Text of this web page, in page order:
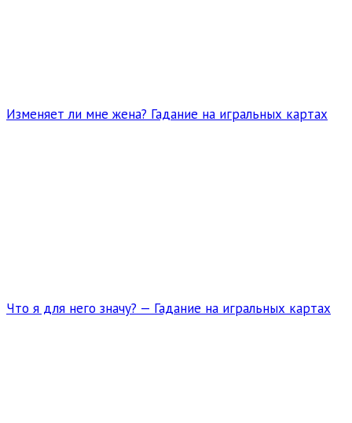
Изменяет ли мне жена? Гадание на игральных картах
Что я для него значу? — Гадание на игральных картах